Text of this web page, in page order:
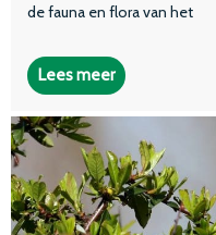
de fauna en flora van het
Lees meer